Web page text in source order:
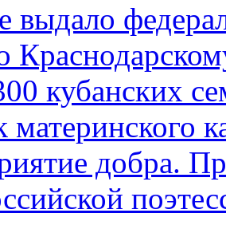
выдало
кубанских
материнского
добра.